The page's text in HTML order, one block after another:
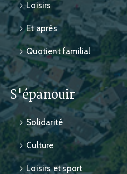
Loisirs
Et après
Quotient familial
S'épanouir
Solidarité
Culture
Loisirs et sport